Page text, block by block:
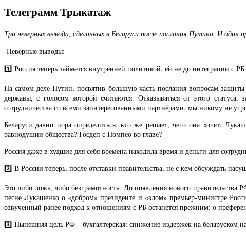
Телеграмм Трыкатаж
Три неверных вывода, сделанных в Беларуси после послания Путина. И один
Неверные выводы:
1️⃣ Россия теперь займется внутренней политикой, ей не до интеграции с РБ.
На самом деле Путин, посвятив большую часть послания вопросам
державы, с голосом которой считаются. Отказываться от этого
сотрудничества со всеми заинтересованными партнёрами, мы никому не
Беларуси давно пора определиться, кто же решает, чего она хочет.
равнодушии общества? Госдеп с Помпео во главе?
Россия даже в худшие для себя времена находила время и деньги для
2️⃣ В России теперь, после отставки правительства, не с кем обсуждать
Это либо ложь, либо безграмотность. До появления нового
песне Лукашенко о «добром» президенте и «злом» премьер-министре
озвученный ранее подход к отношениям с РБ останется прежним: о
3️⃣ Нынешняя цель РФ – бухгалтерская: снижение издержек на беларуском